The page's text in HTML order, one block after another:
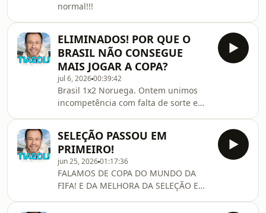
normal!!!
ELIMINADOS! POR QUE O
BRASIL NÃO CONSEGUE
MAIS JOGAR A COPA?
jul 6, 202600:39:42
Brasil 1x2 Noruega. Ontem unimos
incompetência com falta de sorte e
os problemas vêm desde 2014...
SELEÇÃO PASSOU EM
PRIMEIRO!
jun 25, 202601:17:36
FALAMOS DE COPA DO MUNDO DA
FIFA! E DA MELHORA DA SELEÇÃO EM